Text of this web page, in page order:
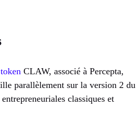
token CLAW, associé à Percepta,
parallèlement sur la version 2 du
classiques et